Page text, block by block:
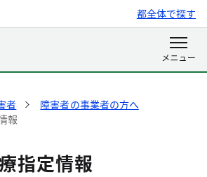
都全体で探す
者
障害者の事業者の方へ
報
指定情報